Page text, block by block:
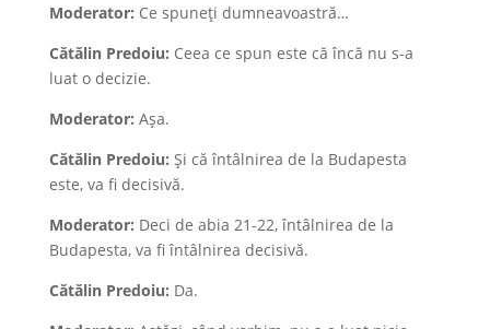
Moderator: Ce spuneți dumneavoastră…
Cătălin Predoiu: Ceea ce spun este că încă nu s-a
luat o decizie.
Moderator: Așa.
Cătălin Predoiu: Și că întâlnirea de la Budapesta
este, va fi decisivă.
Moderator: Deci de abia 21-22, întâlnirea de la
Budapesta, va fi întâlnirea decisivă.
Cătălin Predoiu: Da.